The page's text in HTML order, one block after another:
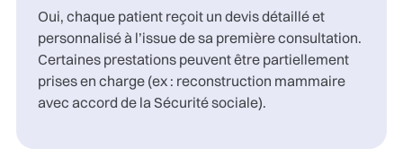
Oui, chaque patient reçoit un devis détaillé et
personnalisé à l’issue de sa première consultation.
Certaines prestations peuvent être partiellement
prises en charge (ex : reconstruction mammaire
avec accord de la Sécurité sociale).